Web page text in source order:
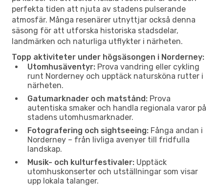
perfekta tiden att njuta av stadens pulserande
atmosfär. Många resenärer utnyttjar också denna
säsong för att utforska historiska stadsdelar,
landmärken och naturliga utflykter i närheten.
Topp aktiviteter under högsäsongen i Norderney:
Utomhusäventyr: Prova vandring eller cykling
runt Norderney och upptäck natursköna rutter i
närheten.
Gatumarknader och matstånd: Prova
autentiska smaker och handla regionala varor på
stadens utomhusmarknader.
Fotografering och sightseeing: Fånga andan i
Norderney – från livliga avenyer till fridfulla
landskap.
Musik- och kulturfestivaler: Upptäck
utomhuskonserter och utställningar som visar
upp lokala talanger.